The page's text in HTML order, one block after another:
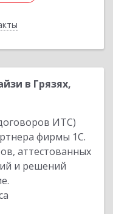
в Грязях,
ИТС)
фирмы 1С.
аттестованных
и решений